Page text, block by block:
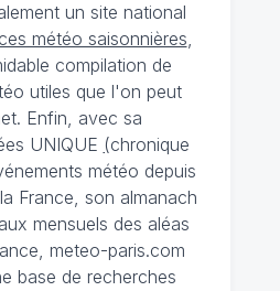
un site national
météo saisonnières,
compilation de
utiles que l'on peut
Enfin, avec sa
UNIQUE (chronique
météo depuis
France, son almanach
mensuels des aléas
meteo-paris.com
base de recherches